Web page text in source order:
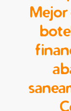
Mejor